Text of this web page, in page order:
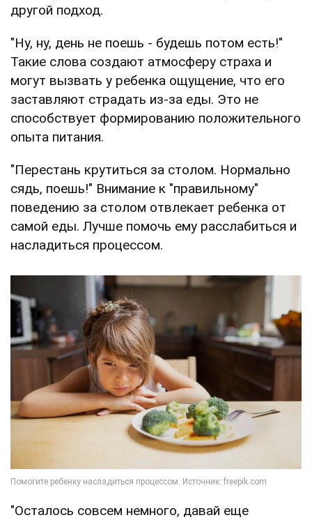
другой подход.
"Ну, ну, день не поешь - будешь потом есть!"
Такие слова создают атмосферу страха и
могут вызвать у ребенка ощущение, что его
заставляют страдать из-за еды. Это не
способствует формированию положительного
опыта питания.
"Перестань крутиться за столом. Нормально
сядь, поешь!" Внимание к "правильному"
поведению за столом отвлекает ребенка от
самой еды. Лучше помочь ему расслабиться и
насладиться процессом.
"Осталось совсем немного, давай еще